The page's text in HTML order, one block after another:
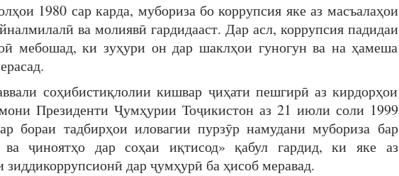
1980 сар карда, мубориза бо коррупсия яке аз масъалаҳои
ва молиявӣ гардидааст. Дар асл, коррупсия падидаи
мебошад, ки зуҳури он дар шаклҳои гуногун ва на ҳамеша
соҳибистиқлолии кишвар ҷиҳати пешгирӣ аз кирдорҳои
Президенти Ҷумҳурии Тоҷикистон аз 21 июли соли 1999
бораи тадбирҳои иловагии пурзӯр намудани мубориза бар
ва ҷиноятҳо дар соҳаи иқтисод» қабул гардид, ки яке аз
дар ҷумҳурӣ ба ҳисоб меравад.